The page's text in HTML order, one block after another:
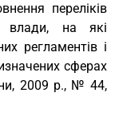
переліків
влади, на які
регламентів і
сферах
2009 р., № 44,